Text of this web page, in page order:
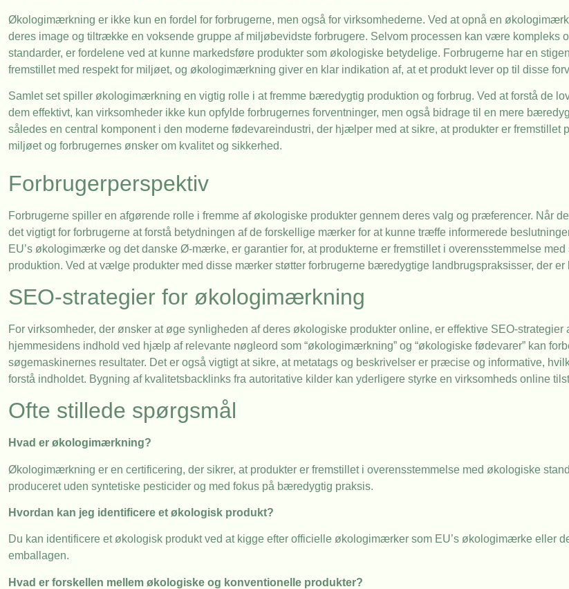
Økologimærkning er ikke kun en fordel for forbrugerne, men også for virksomhederne. Ved at opnå en
deres image og tiltrække en voksende gruppe af miljøbevidste forbrugere. Selvom processen kan være kompleks
standarder, er fordelene ved at kunne markedsføre produkter som økologiske betydelige. Forbrugerne har en
fremstillet med respekt for miljøet, og økologimærkning giver en klar indikation af, at et produkt lever op til disse
Samlet set spiller økologimærkning en vigtig rolle i at fremme bæredygtig produktion og forbrug. Ved at forstå de
dem effektivt, kan virksomheder ikke kun opfylde forbrugernes forventninger, men også bidrage til en mere
således en central komponent i den moderne fødevareindustri, der hjælper med at sikre, at produkter er fremstillet
miljøet og forbrugernes ønsker om kvalitet og sikkerhed.
Forbrugerperspektiv
Forbrugerne spiller en afgørende rolle i fremme af økologiske produkter gennem deres valg og præferencer. Når
det vigtigt for forbrugerne at forstå betydningen af de forskellige mærker for at kunne træffe informerede
EU’s økologimærke og det danske Ø-mærke, er garantier for, at produkterne er fremstillet i overensstemmelse
produktion. Ved at vælge produkter med disse mærker støtter forbrugerne bæredygtige landbrugspraksisser, der
SEO-strategier for økologimærkning
For virksomheder, der ønsker at øge synligheden af deres økologiske produkter online, er effektive SEO-strategier
hjemmesidens indhold ved hjælp af relevante nøgleord som “økologimærkning” og “økologiske fødevarer” kan
søgemaskinernes resultater. Det er også vigtigt at sikre, at metatags og beskrivelser er præcise og informative,
forstå indholdet. Bygning af kvalitetsbacklinks fra autoritative kilder kan yderligere styrke en virksomheds online
Ofte stillede spørgsmål
Hvad er økologimærkning?
Økologimærkning er en certificering, der sikrer, at produkter er fremstillet i overensstemmelse med økologiske
produceret uden syntetiske pesticider og med fokus på bæredygtig praksis.
Hvordan kan jeg identificere et økologisk produkt?
Du kan identificere et økologisk produkt ved at kigge efter officielle økologimærker som EU’s økologimærke eller
emballagen.
Hvad er forskellen mellem økologiske og konventionelle produkter?